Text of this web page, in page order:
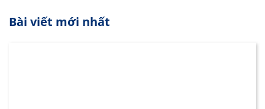
Bài viết mới nhất